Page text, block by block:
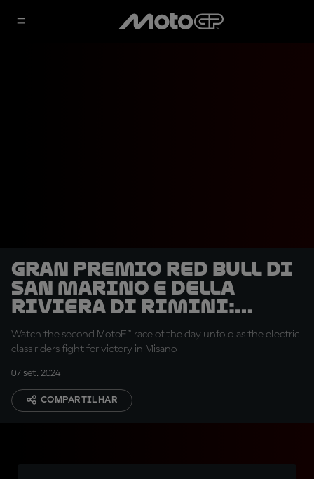
Gran Premio Red Bull di
San Marino e della
Riviera di Rimini:
MotoE™ Race 2
Watch the second MotoE™ race of the day unfold as the electric
class riders fight for victory in Misano
07 set. 2024
COMPARTILHAR